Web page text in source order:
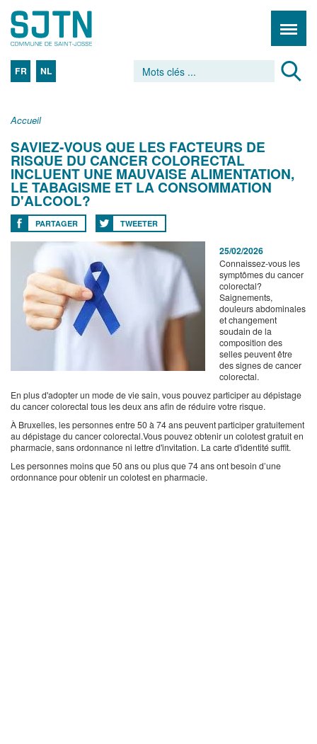
FR NL
Accueil
SAVIEZ-VOUS QUE LES FACTEURS DE
RISQUE DU CANCER COLORECTAL
INCLUENT UNE MAUVAISE ALIMENTATION,
LE TABAGISME ET LA CONSOMMATION
D'ALCOOL?
PARTAGER TWEETER
25/02/2026
Connaissez-vous les
symptômes du cancer
colorectal?
Saignements,
douleurs abdominales
et changement
soudain de la
composition des
selles peuvent être
des signes de cancer
colorectal.
En plus d'adopter un mode de vie sain, vous pouvez participer au dépistage
du cancer colorectal tous les deux ans afin de réduire votre risque.
À Bruxelles, les personnes entre 50 à 74 ans peuvent participer gratuitement
au dépistage du cancer colorectal.Vous pouvez obtenir un colotest gratuit en
pharmacie, sans ordonnance ni lettre d'invitation. La carte d'identité suffit.
Les personnes moins que 50 ans ou plus que 74 ans ont besoin d’une
ordonnance pour obtenir un colotest en pharmacie.